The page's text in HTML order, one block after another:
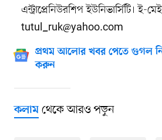
এন্ট্রাপ্রেনিউরশিপ ইউনিভার্সিটি। ই-
tutul_ruk@yahoo.com
প্রথম আলোর খবর পেতে গুগল
করুন
কলামথেকে আরও পড়ুন